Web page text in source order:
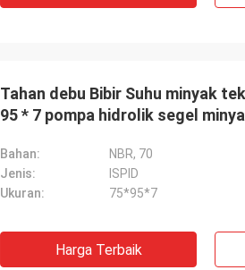
Tahan debu Bibir Suhu minyak
95 * 7 pompa hidrolik segel
Bahan:
NBR, 70
Jenis:
ISPID
Ukuran:
75*95*7
Harga Terbaik